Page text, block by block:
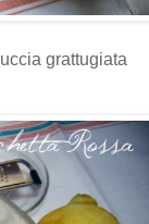
grattugiata